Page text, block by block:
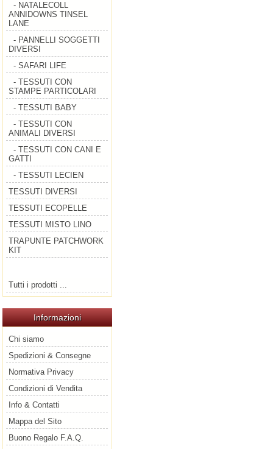
- NATALECOLL
ANNIDOWNS TINSEL
LANE
- PANNELLI SOGGETTI
DIVERSI
- SAFARI LIFE
- TESSUTI CON
STAMPE PARTICOLARI
- TESSUTI BABY
- TESSUTI CON
ANIMALI DIVERSI
- TESSUTI CON CANI E
GATTI
- TESSUTI LECIEN
TESSUTI DIVERSI
TESSUTI ECOPELLE
TESSUTI MISTO LINO
TRAPUNTE PATCHWORK
KIT
Tutti i prodotti ...
Informazioni
Chi siamo
Spedizioni & Consegne
Normativa Privacy
Condizioni di Vendita
Info & Contatti
Mappa del Sito
Buono Regalo F.A.Q.